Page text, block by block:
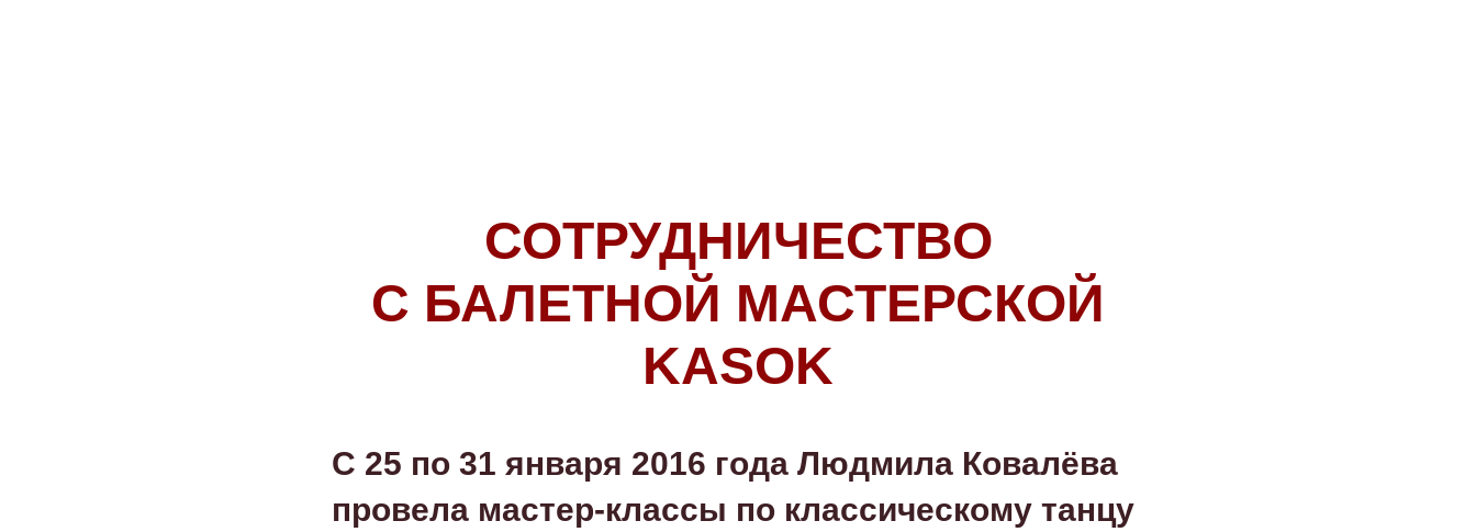
СОТРУДНИЧЕСТВО
С БАЛЕТНОЙ МАСТЕРСКОЙ
KASOK
С 25 по 31 января 2016 года Людмила Ковалёва
провела мастер-классы по классическому танцу